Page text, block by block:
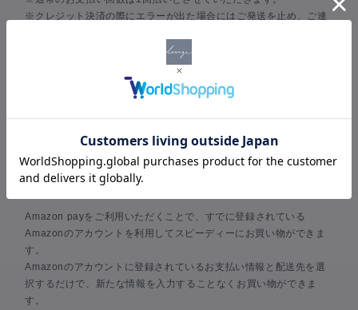
※クレジット決済の際にエラーが出た場合にはご発送を止め、ご連
その場合には日時指定に間に合わないこともございます。
※当店ではセキュリティ上の配慮からクレジットカード利用控は原
則としてお送りしておりません。
カード会社から送付されます。ご利用明細をご確認下さい。
Amazonアカウントで購入できます！
Amazon payをご利用いただくことで、すでに登録されている
Amazonのアカウントを利用してスピーディーにお買い物ができま
す。
Amazonのアカウントに登録されているお支払い情報と配送先を選
択するだけで、新たな情報を入力することなくお買い物ができま
す。